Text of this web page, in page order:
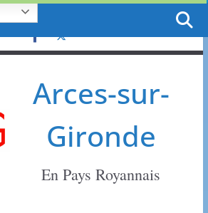
samedi, 8 août, 2026
Arces-sur-
Gironde
En Pays Royannais